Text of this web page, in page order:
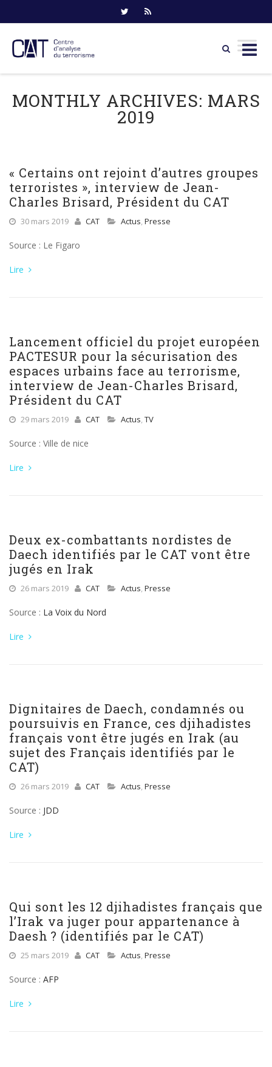
content
MONTHLY ARCHIVES: MARS
2019
« Certains ont rejoint d’autres groupes
terroristes », interview de Jean-
Charles Brisard, Président du CAT
30 mars 2019 CAT Actus, Presse
Source : Le Figaro
Lire
Lancement officiel du projet européen
PACTESUR pour la sécurisation des
espaces urbains face au terrorisme,
interview de Jean-Charles Brisard,
Président du CAT
29 mars 2019 CAT Actus, TV
Source : Ville de nice
Lire
Deux ex-combattants nordistes de
Daech identifiés par le CAT vont être
jugés en Irak
26 mars 2019 CAT Actus, Presse
Source : La Voix du Nord
Lire
Dignitaires de Daech, condamnés ou
poursuivis en France, ces djihadistes
français vont être jugés en Irak (au
sujet des Français identifiés par le
CAT)
26 mars 2019 CAT Actus, Presse
Source : JDD
Lire
Qui sont les 12 djihadistes français que
l’Irak va juger pour appartenance à
Daesh ? (identifiés par le CAT)
25 mars 2019 CAT Actus, Presse
Source : AFP
Lire